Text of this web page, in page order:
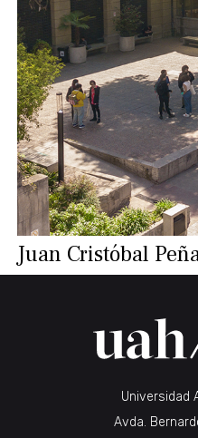
Juan Cristóbal
Universidad
Avda.